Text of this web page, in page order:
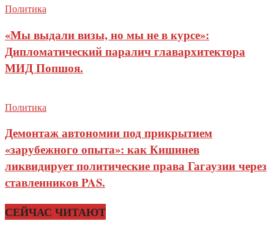
Политика
«Мы выдали визы, но мы не в курсе»:
Дипломатический паралич главархитектора
МИД Попшоя.
Политика
Демонтаж автономии под прикрытием
«зарубежного опыта»: как Кишинев
ликвидирует политические права Гагаузии через
ставленников PAS.
СЕЙЧАС ЧИТАЮТ